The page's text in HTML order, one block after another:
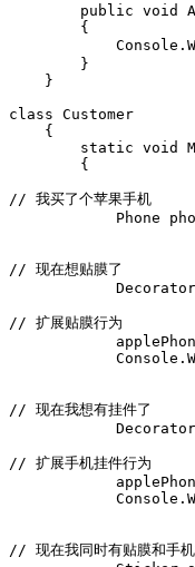
public void
        {
        }
    }
class Customer
    {
static void
        {
// 我买了个苹果手机
Phone
// 现在想贴膜了
// 扩展贴膜行为
// 现在我想有挂件了
// 扩展手机挂件行为
// 现在我同时有贴膜和手机